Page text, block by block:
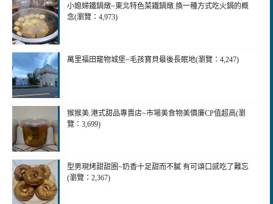
小媳婦鐵鍋燉~東北特色菜鐵鍋燉.換一種方式吃火鍋的概
念(瀏覽：4,973)
萬里福田竉物城堡~毛孩寶貝最後長眠地(瀏覽：4,247)
猴猴美.港式甜品專賣店~市場美食物美價廉CP值超高(瀏
覽：3,699)
型男現烤甜甜圈~奶香十足甜而不膩 有可頌口感吃了難忘
(瀏覽：2,367)